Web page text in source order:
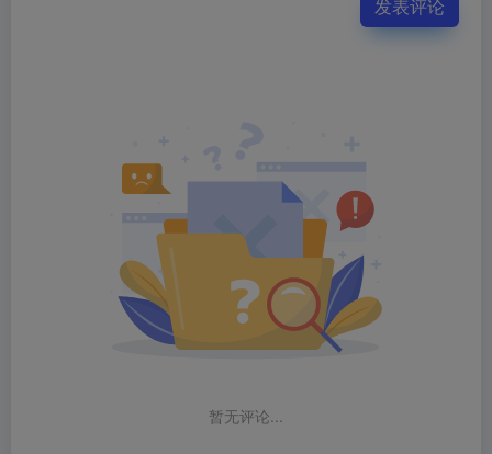
发表评论
暂无评论...